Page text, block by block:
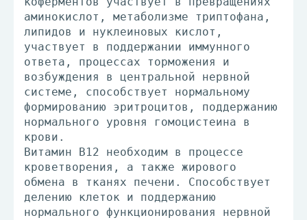
аминокислот, метаболизме триптофана,
липидов и нуклеиновых кислот,
участвует в поддержании иммунного
ответа, процессах торможения и
возбуждения в центральной нервной
системе, способствует нормальному
формированию эритроцитов, поддержанию
нормального уровня гомоцистеина в
крови.
Витамин В12 необходим в процессе
кроветворения, а также жирового
обмена в тканях печени. Способствует
делению клеток и поддержанию
нормального функционирования нервной